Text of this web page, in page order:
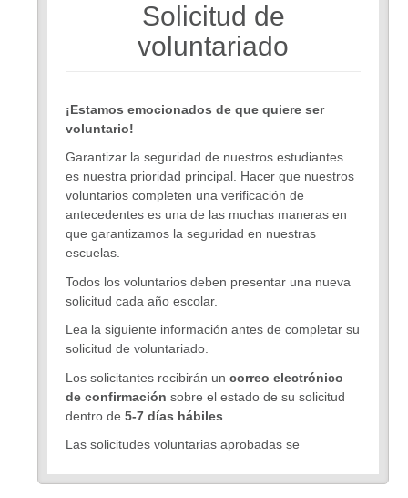
Solicitud de
voluntariado
¡Estamos emocionados de que quiere ser
voluntario!
Garantizar la seguridad de nuestros estudiantes
es nuestra prioridad principal. Hacer que nuestros
voluntarios completen una verificación de
antecedentes es una de las muchas maneras en
que garantizamos la seguridad en nuestras
escuelas.
Todos los voluntarios deben presentar una nueva
solicitud cada año escolar.
Lea la siguiente información antes de completar su
solicitud de voluntariado.
Los solicitantes recibirán uncorreo electrónico
de confirmación sobre el estado de su solicitud
dentro de5-7 días hábiles
Las solicitudes voluntarias aprobadas se
requiere aprobación anual para todos los